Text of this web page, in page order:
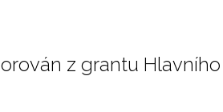
z grantu